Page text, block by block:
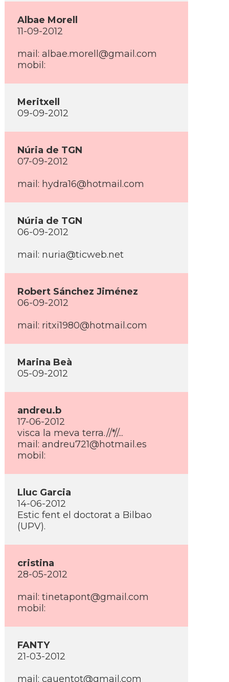
Albae Morell
11-09-2012
mail: albae.morell@gmail.com
mobil:
Meritxell
09-09-2012
Núria de TGN
07-09-2012
mail: hydra16@hotmail.com
Núria de TGN
06-09-2012
mail: nuria@ticweb.net
Robert Sánchez Jiménez
06-09-2012
mail: ritxi1980@hotmail.com
Marina Beà
05-09-2012
andreu.b
17-06-2012
visca la meva terra.//*//...
mail: andreu721@hotmail.es
mobil:
Lluc Garcia
14-06-2012
Estic fent el doctorat a Bilbao
(UPV).
cristina
28-05-2012
mail: tinetapont@gmail.com
mobil:
FANTY
21-03-2012
mail: cauentot@gmail.com